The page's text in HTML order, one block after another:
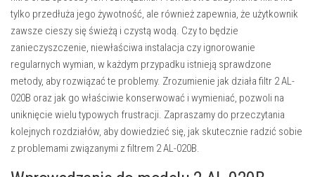
tylko przedłuża jego żywotność, ale również zapewnia, że użytkownik
zawsze cieszy się świeżą i czystą wodą. Czy to będzie
zanieczyszczenie, niewłaściwa instalacja czy ignorowanie
regularnych wymian, w każdym przypadku istnieją sprawdzone
metody, aby rozwiązać te problemy. Zrozumienie jak działa filtr 2 AL-
020B oraz jak go właściwie konserwować i wymieniać, pozwoli na
uniknięcie wielu typowych frustracji. Zapraszamy do przeczytania
kolejnych rozdziałów, aby dowiedzieć się, jak skutecznie radzić sobie
z problemami związanymi z filtrem 2 AL-020B.